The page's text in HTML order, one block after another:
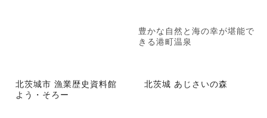
豊かな自然と海の幸が堪能で
きる港町温泉
北茨城市 漁業歴史資料館
よう・そろー
北茨城 あじさいの森